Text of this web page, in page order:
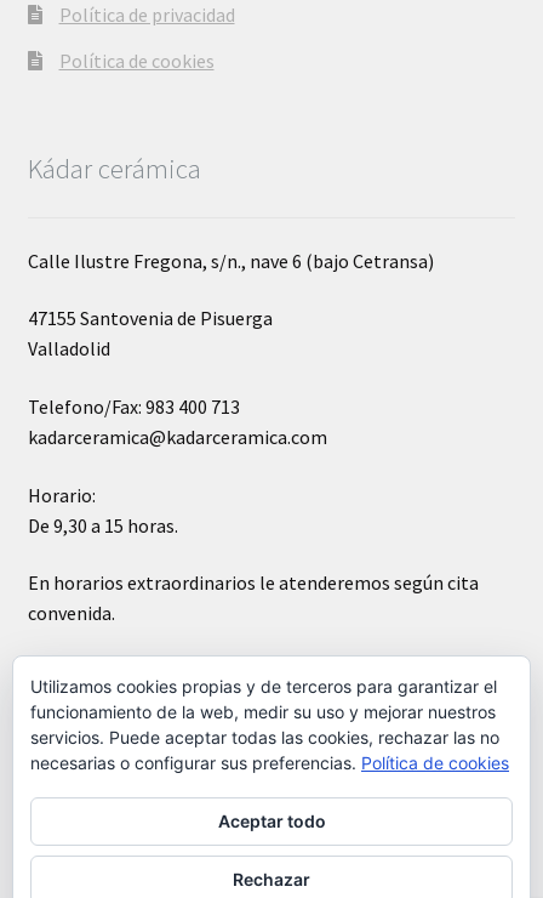
Política de privacidad
Política de cookies
Kádar cerámica
Calle Ilustre Fregona, s/n., nave 6 (bajo Cetransa)
47155 Santovenia de Pisuerga
Valladolid
Telefono/Fax: 983 400 713
kadarceramica@kadarceramica.com
Horario:
De 9,30 a 15 horas.
En horarios extraordinarios le atenderemos según cita
convenida.
Construido con WooCommerce.
Utilizamos cookies propias y de terceros para garantizar el
funcionamiento de la web, medir su uso y mejorar nuestros
servicios. Puede aceptar todas las cookies, rechazar las no
necesarias o configurar sus preferencias. Política de cookies
Aceptar todo
Rechazar